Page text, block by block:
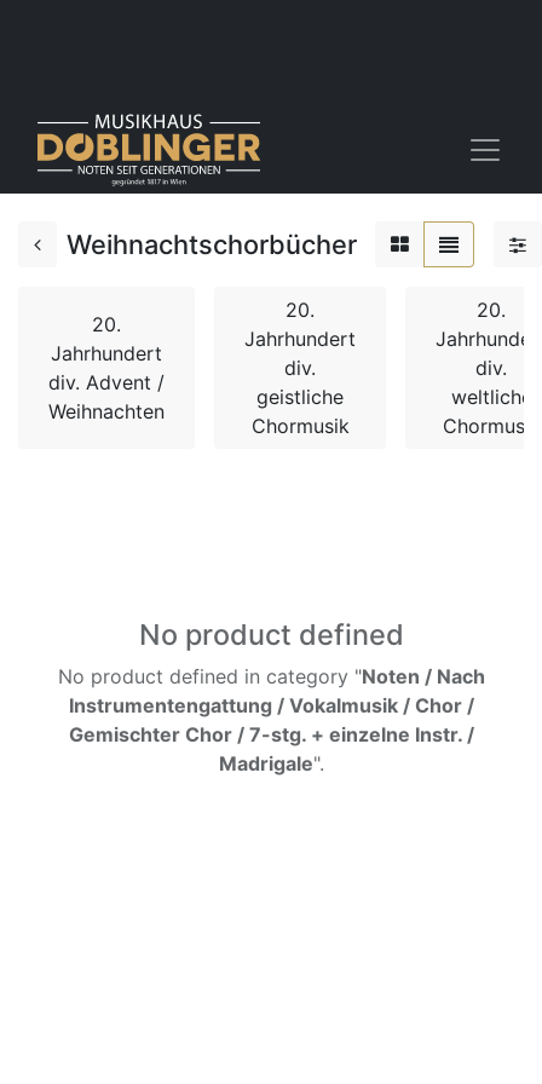
Weihnachtschorbücher
20.
Jahrhundert
div. Advent /
Weihnachten
20.
Jahrhundert
div.
geistliche
Chormusik
20.
div.
weltliche
Chormusik
No product defined
No product defined in category "Noten / Nach
Instrumentengattung / Vokalmusik / Chor /
Gemischter Chor / 7-stg. + einzelne Instr. /
Madrigale".